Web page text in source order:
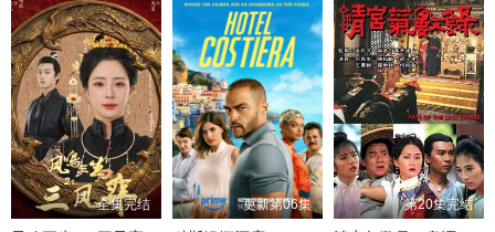
全集完结 更新第06集 第20集完结